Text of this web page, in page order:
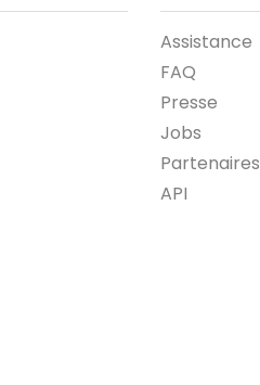
Assistance
FAQ
Presse
Jobs
Partenaires
API